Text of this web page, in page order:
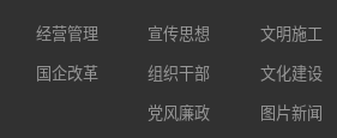
经营管理
国企改革
宣传思想
组织干部
党风廉政
文明施工
文化建设
图片新闻